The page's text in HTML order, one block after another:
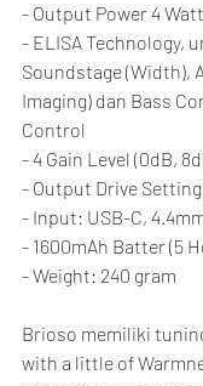
- Output Power 4
- ELISA Technology,
Soundstage (Width),
Imaging) dan Bass
Control
- 4 Gain Level (0dB,
- Output Drive
- Input: USB-C,
- 1600mAh Batter (5
- Weight: 240 gram
Brioso memiliki
with a little of